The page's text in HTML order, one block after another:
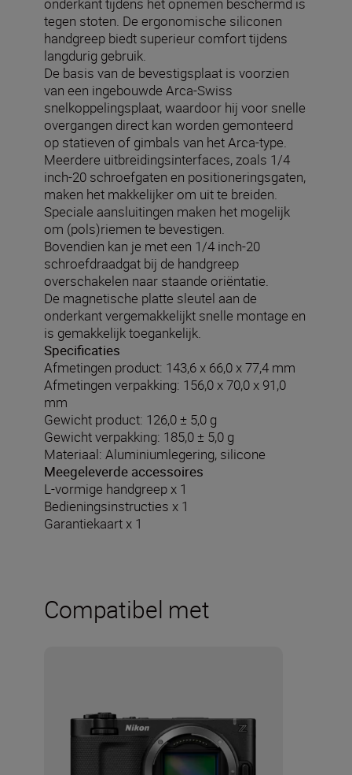
tegen stoten. De ergonomische siliconen
handgreep biedt superieur comfort tijdens
langdurig gebruik.
De basis van de bevestigsplaat is voorzien
van een ingebouwde Arca-Swiss
snelkoppelingsplaat, waardoor hij voor snelle
overgangen direct kan worden gemonteerd
op statieven of gimbals van het Arca-type.
Meerdere uitbreidingsinterfaces, zoals 1/4
inch-20 schroefgaten en positioneringsgaten,
maken het makkelijker om uit te breiden.
Speciale aansluitingen maken het mogelijk
om (pols)riemen te bevestigen.
Bovendien kan je met een 1/4 inch-20
schroefdraadgat bij de handgreep
overschakelen naar staande oriëntatie.
De magnetische platte sleutel aan de
onderkant vergemakkelijkt snelle montage en
is gemakkelijk toegankelijk.
Specificaties
Afmetingen product: 143,6 x 66,0 x 77,4 mm
Afmetingen verpakking: 156,0 x 70,0 x 91,0
mm
Gewicht product: 126,0 ± 5,0 g
Gewicht verpakking: 185,0 ± 5,0 g
Materiaal: Aluminiumlegering, silicone
Meegeleverde accessoires
L-vormige handgreep x 1
Bedieningsinstructies x 1
Garantiekaart x 1
Compatibel met